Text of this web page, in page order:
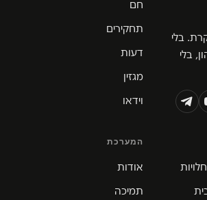
בלי
בלי
חם
תחקירים
דעות
מגזין
וידאו
המערכת
אודות
תמיכה